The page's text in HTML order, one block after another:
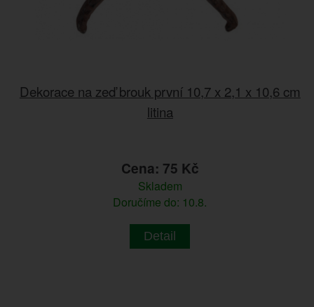
Dekorace na zeď brouk první 10,7 x 2,1 x 10,6 cm
litina
Cena: 75 Kč
Skladem
Doručíme do: 10.8.
Detail